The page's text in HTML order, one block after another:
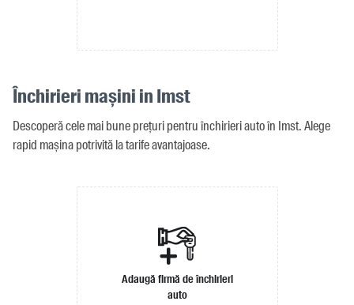
Închirieri mașini in Imst
Descoperă cele mai bune prețuri pentru închirieri auto în Imst. Alege
rapid mașina potrivită la tarife avantajoase.
Adaugă firmă de închirieri
auto